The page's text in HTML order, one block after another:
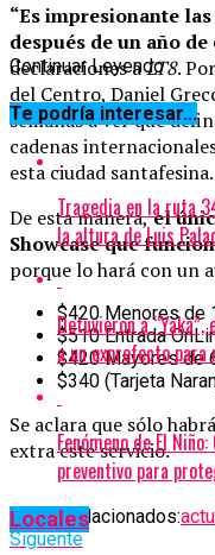
“Es impresionante
después de un año
declaraciones aLT8.
del Centro, Daniel
semanas a ver qué
cadenas
esta ciudad santafesina.
De esta manera,el
Showcase que
porque lo hará con un
$420 Menores de
$510 Entrada
$420 Mayores de
$340 (Tarjeta
Se aclara que sólo
extra este servicio.
Temas relacionados:
Siguente
Continuar Leyendo
Te podría interesar...
Tragedia en la ruta
la altura de Luis
Detuvieron a
a un exprefecto para
Fenómeno de El
preventivo para
Locales